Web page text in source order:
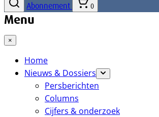
Abonnement 0
Menu
×
Home
Nieuws & Dossiers
Persberichten
Columns
Cijfers & onderzoek